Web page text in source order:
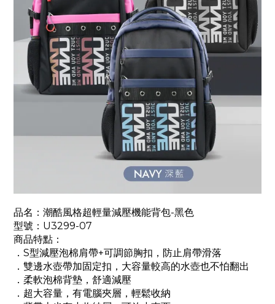
品名：潮酷風格超輕量減壓機能背包-黑色
型號：U3299-07
商品特點：
．S型減壓泡棉肩帶+可調節胸扣，防止肩帶滑落
．雙邊水壺帶加固定扣，大容量較高的水壺也不怕翻出
．柔軟泡棉背墊，舒適減壓
．超大容量，有電腦夾層，輕鬆收納